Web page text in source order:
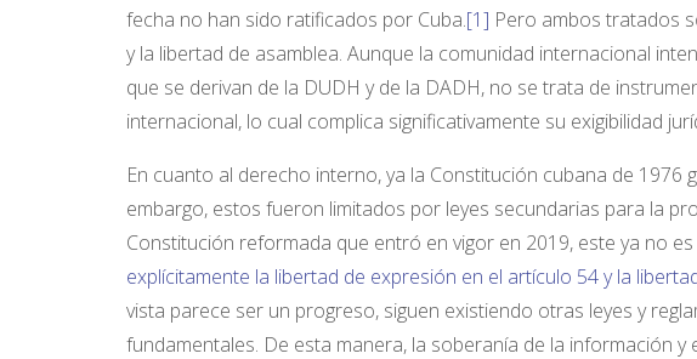
fecha no han sido ratificados por Cuba.[1] Pero ambos tratados
y la libertad de asamblea. Aunque la comunidad internacional
que se derivan de la DUDH y de la DADH, no se trata de
internacional, lo cual complica significativamente su exigibilidad
En cuanto al derecho interno, ya la Constitución cubana de
embargo, estos fueron limitados por leyes secundarias para la
Constitución reformada que entró en vigor en 2019, este ya no
explícitamente la libertad de expresión en el artículo 54 y la
vista parece ser un progreso, siguen existiendo otras leyes y
fundamentales. De esta manera, la soberanía de la información